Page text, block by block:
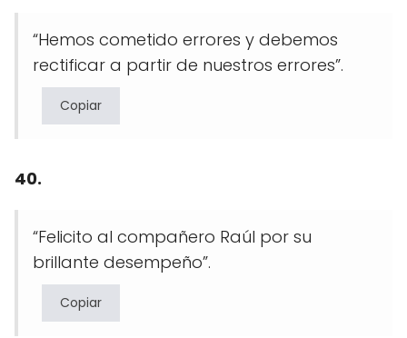
“Hemos cometido errores y debemos
rectificar a partir de nuestros errores”.
Copiar
40.
“Felicito al compañero Raúl por su
brillante desempeño”.
Copiar